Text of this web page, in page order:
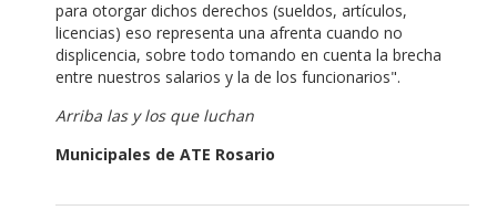
para otorgar dichos derechos (sueldos, artículos,
licencias) eso representa una afrenta cuando no
displicencia, sobre todo tomando en cuenta la brecha
entre nuestros salarios y la de los funcionarios".
Arriba las y los que luchan
Municipales de ATE Rosario